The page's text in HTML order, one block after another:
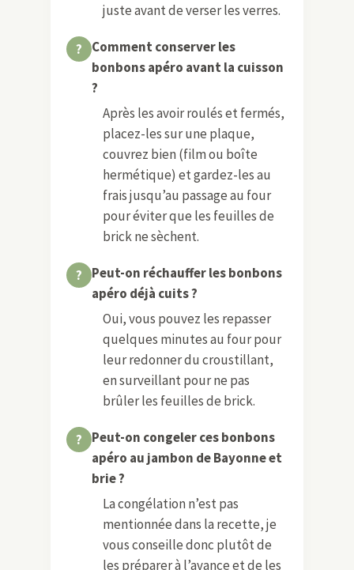
juste avant de verser les verres.
Comment conserver les
bonbons apéro avant la cuisson
?
Après les avoir roulés et fermés,
placez-les sur une plaque,
couvrez bien (film ou boîte
hermétique) et gardez-les au
frais jusqu’au passage au four
pour éviter que les feuilles de
brick ne sèchent.
Peut-on réchauffer les bonbons
apéro déjà cuits ?
Oui, vous pouvez les repasser
quelques minutes au four pour
leur redonner du croustillant,
en surveillant pour ne pas
brûler les feuilles de brick.
Peut-on congeler ces bonbons
apéro au jambon de Bayonne et
brie ?
La congélation n’est pas
mentionnée dans la recette, je
vous conseille donc plutôt de
les préparer à l’avance et de les